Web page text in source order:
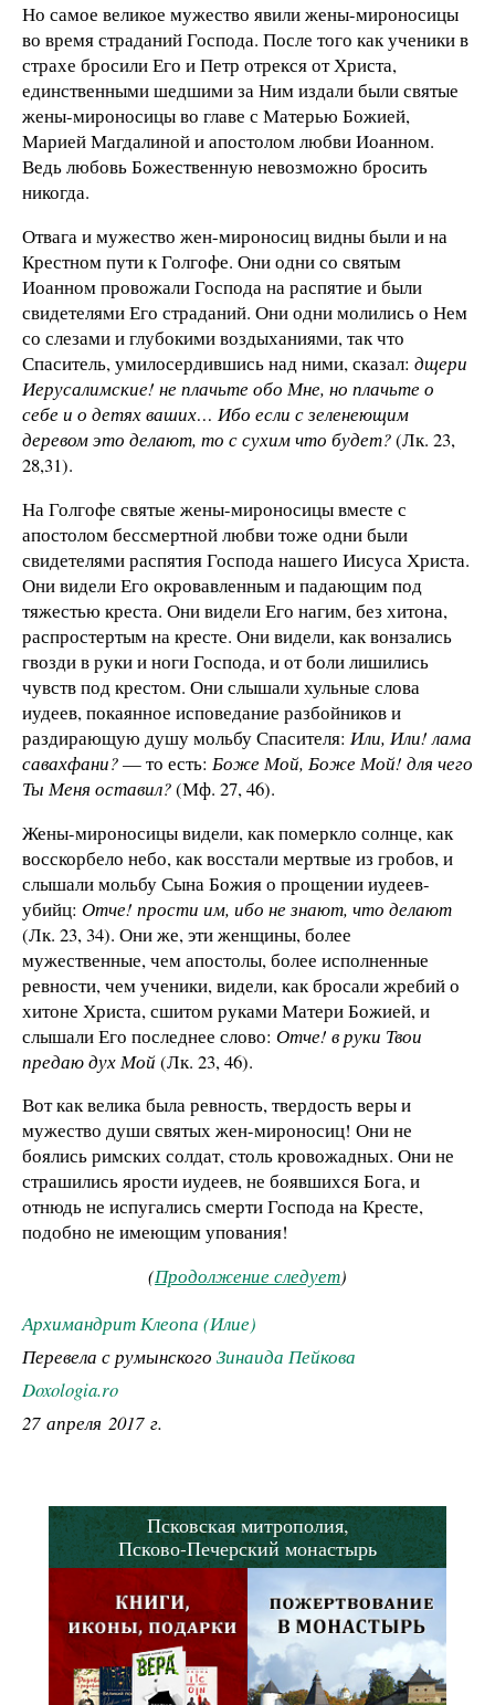
Но самое великое мужество явили жены-мироносицы
во время страданий Господа. После того как ученики в
страхе бросили Его и Петр отрекся от Христа,
единственными шедшими за Ним издали были святые
жены-мироносицы во главе с Матерью Божией,
Марией Магдалиной и апостолом любви Иоанном.
Ведь любовь Божественную невозможно бросить
никогда.
Отвага и мужество жен-мироносиц видны были и на
Крестном пути к Голгофе. Они одни со святым
Иоанном провожали Господа на распятие и были
свидетелями Его страданий. Они одни молились о Нем
со слезами и глубокими воздыханиями, так что
Спаситель, умилосердившись над ними, сказал: дщери
Иерусалимские! не плачьте обо Мне, но плачьте о
себе и о детях ваших… Ибо если с зеленеющим
деревом это делают, то с сухим что будет?(Лк. 23,
28,31).
На Голгофе святые жены-мироносицы вместе с
апостолом бессмертной любви тоже одни были
свидетелями распятия Господа нашего Иисуса Христа.
Они видели Его окровавленным и падающим под
тяжестью креста. Они видели Его нагим, без хитона,
распростертым на кресте. Они видели, как вонзались
гвозди в руки и ноги Господа, и от боли лишились
чувств под крестом. Они слышали хульные слова
иудеев, покаянное исповедание разбойников и
раздирающую душу мольбу Спасителя: Или, Или! лама
савахфани?— то есть: Боже Мой, Боже Мой! для чего
Ты Меня оставил?(Мф. 27, 46).
Жены-мироносицы видели, как померкло солнце, как
восскорбело небо, как восстали мертвые из гробов, и
слышали мольбу Сына Божия о прощении иудеев-
убийц: Отче! прости им, ибо не знают, что делают
(Лк. 23, 34). Они же, эти женщины, более
мужественные, чем апостолы, более исполненные
ревности, чем ученики, видели, как бросали жребий о
хитоне Христа, сшитом руками Матери Божией, и
слышали Его последнее слово: Отче! в руки Твои
предаю дух Мой(Лк. 23, 46).
Вот как велика была ревность, твердость веры и
мужество души святых жен-мироносиц! Они не
боялись римских солдат, столь кровожадных. Они не
страшились ярости иудеев, не боявшихся Бога, и
отнюдь не испугались смерти Господа на Кресте,
подобно не имеющим упования!
(Продолжение следует)
Архимандрит Клеопа (Илие)
Перевела с румынского Зинаида Пейкова
Doxologia.ro
27 апреля 2017 г.
Псковская митрополия,
Псково-Печерский монастырь